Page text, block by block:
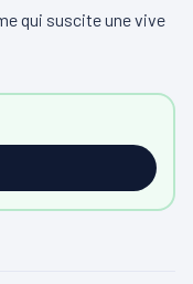
qui suscite une vive